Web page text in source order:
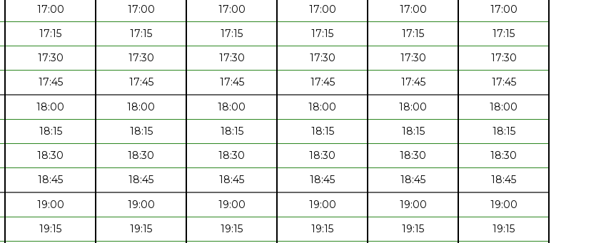
17:00 17:00 17:00 17:00 17:00
17:00
17:15 17:15 17:15 17:15 17:15
17:15
17:30 17:30 17:30 17:30 17:30
17:30
17:45 17:45 17:45 17:45 17:45
17:45
18:00 18:00 18:00 18:00 18:00
18:00
18:15 18:15 18:15 18:15 18:15
18:15
18:30 18:30 18:30 18:30 18:30
18:30
18:45 18:45 18:45 18:45 18:45
18:45
19:00 19:00 19:00 19:00 19:00
19:00
19:15 19:15 19:15 19:15 19:15
19:15